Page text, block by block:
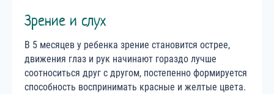
Зрение и слух
В 5 месяцев у ребенка зрение становится острее,
движения глаз и рук начинают гораздо лучше
соотноситься друг с другом, постепенно формируется
способность воспринимать красные и желтые цвета.